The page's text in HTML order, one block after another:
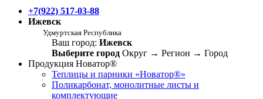
+7(922) 517-03-88
Ижевск
Удмуртская Республика
Ваш город: Ижевск
Выберите город Округ → Регион → Город
Продукция Новатор®
Теплицы и парники «Новатор®»
Поликарбонат, монолитные листы и
комплектующие